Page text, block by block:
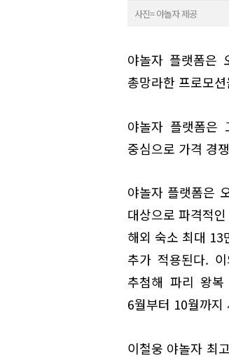
사진= 야놀자 제공
야놀자 플랫폼은
총망라한 프로모
야놀자 플랫폼은
중심으로 가격 경
야놀자 플랫폼은
대상으로 파격적
해외 숙소 최대 13
추가 적용된다.
추첨해 파리 왕
6월부터 10월까지
이철웅 야놀자 최